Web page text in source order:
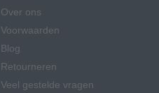
Over ons
Voorwaarden
Blog
Retourneren
Veel gestelde vragen